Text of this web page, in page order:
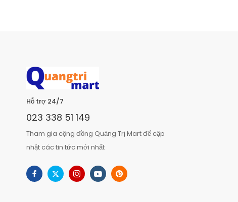
Hỗ trợ 24/7
023 338 51 149
Tham gia cộng đồng Quảng Trị Mart để cập
nhật các tin tức mới nhất